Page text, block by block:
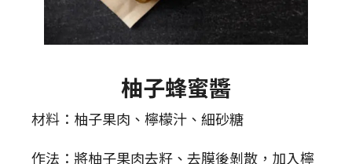
柚子蜂蜜醬
材料：柚子果肉、檸檬汁、細砂糖
作法：將柚子果肉去籽、去膜後剝散，加入檸